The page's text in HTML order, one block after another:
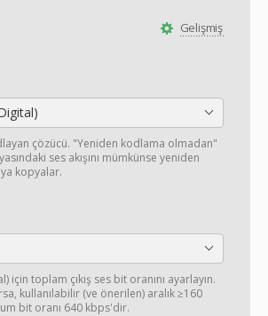
Gelişmiş
çözücü. "Yeniden kodlama olmadan"
ses akışını mümkünse yeniden
kopyalar.
için toplam çıkış ses bit oranını ayarlayın.
kullanılabilir (ve önerilen) aralık ≥160
bit oranı 640 kbps'dir.